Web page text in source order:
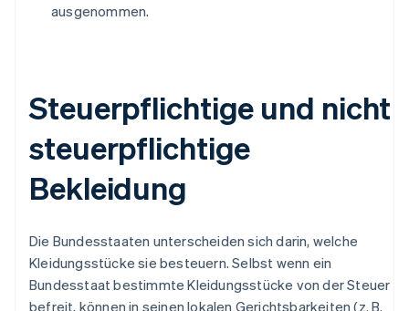
ausgenommen.
Steuerpflichtige und nicht
steuerpflichtige
Bekleidung
Die Bundesstaaten unterscheiden sich darin, welche
Kleidungsstücke sie besteuern. Selbst wenn ein
Bundesstaat bestimmte Kleidungsstücke von der Steuer
befreit, können in seinen lokalen Gerichtsbarkeiten (z. B.